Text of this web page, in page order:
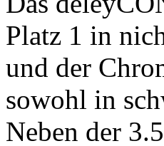
Platz 1 in
und der
sowohl in
Neben der